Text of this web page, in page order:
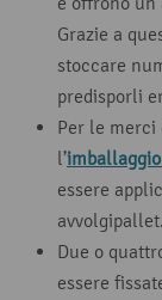
Grazie a
stoccare
predisporli
Per le merci
l’
essere
avvolgipallet.
Due o
essere